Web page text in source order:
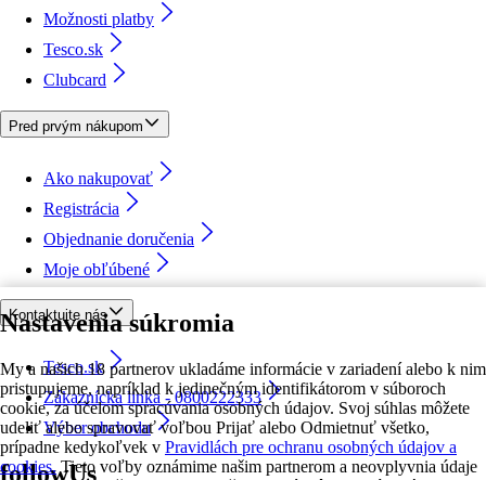
Nastavenia súkromia
My a našich 18 partnerov ukladáme informácie v zariadení alebo k nim
pristupujeme, napríklad k jedinečným identifikátorom v súboroch
cookie, za účelom spracúvania osobných údajov. Svoj súhlas môžete
udeliť alebo spravovať voľbou Prijať alebo Odmietnuť všetko,
prípadne kedykoľvek v Pravidlách pre ochranu osobných údajov a
cookies. Tieto voľby oznámime našim partnerom a neovplyvnia údaje
Možnosti platby
Tesco.sk
Clubcard
Pred prvým nákupom
Ako nakupovať
Registrácia
Objednanie doručenia
Moje obľúbené
Kontaktujte nás
Tesco.sk
Zákaznícka linka - 0800222333
Výber obchodu
followUs